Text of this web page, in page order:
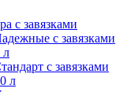
с завязками
с завязками
л
с завязками
л